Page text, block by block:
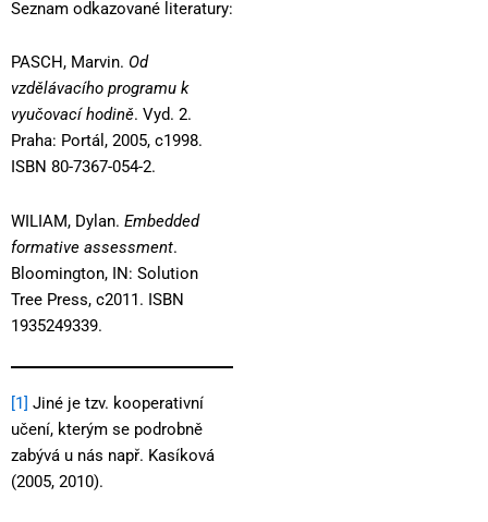
Seznam odkazované literatury:
PASCH, Marvin. Od
vzdělávacího programu k
vyučovací hodině. Vyd. 2.
Praha: Portál, 2005, c1998.
ISBN 80-7367-054-2.
WILIAM, Dylan. Embedded
formative assessment.
Bloomington, IN: Solution
Tree Press, c2011. ISBN
1935249339.
[1] Jiné je tzv. kooperativní
učení, kterým se podrobně
zabývá u nás např. Kasíková
(2005, 2010).